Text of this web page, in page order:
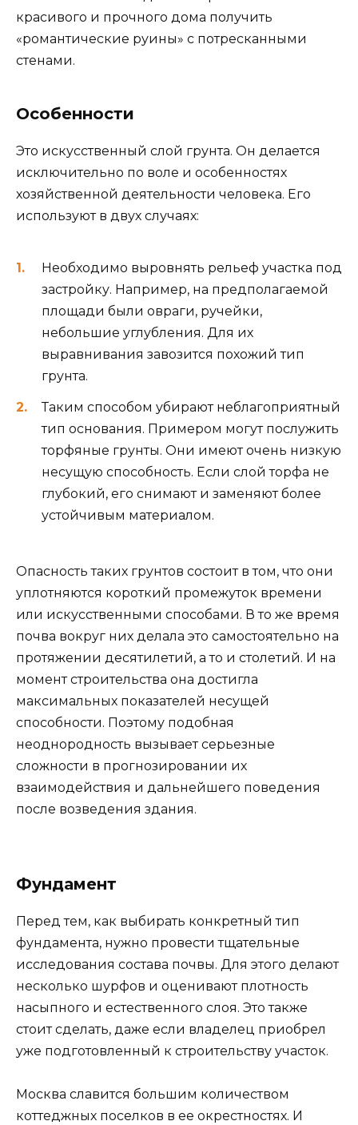
красивого и прочного дома получить
«романтические руины» с потресканными
стенами.
Особенности
Это искусственный слой грунта. Он делается
исключительно по воле и особенностях
хозяйственной деятельности человека. Его
используют в двух случаях:
Необходимо выровнять рельеф участка под
застройку. Например, на предполагаемой
площади были овраги, ручейки,
небольшие углубления. Для их
выравнивания завозится похожий тип
грунта.
Таким способом убирают неблагоприятный
тип основания. Примером могут послужить
торфяные грунты. Они имеют очень низкую
несущую способность. Если слой торфа не
глубокий, его снимают и заменяют более
устойчивым материалом.
Опасность таких грунтов состоит в том, что они
уплотняются короткий промежуток времени
или искусственными способами. В то же время
почва вокруг них делала это самостоятельно на
протяжении десятилетий, а то и столетий. И на
момент строительства она достигла
максимальных показателей несущей
способности. Поэтому подобная
неоднородность вызывает серьезные
сложности в прогнозировании их
взаимодействия и дальнейшего поведения
после возведения здания.
Фундамент
Перед тем, как выбирать конкретный тип
фундамента, нужно провести тщательные
исследования состава почвы. Для этого делают
несколько шурфов и оценивают плотность
насыпного и естественного слоя. Это также
стоит сделать, даже если владелец приобрел
уже подготовленный к строительству участок.
Москва славится большим количеством
коттеджных поселков в ее окрестностях. И